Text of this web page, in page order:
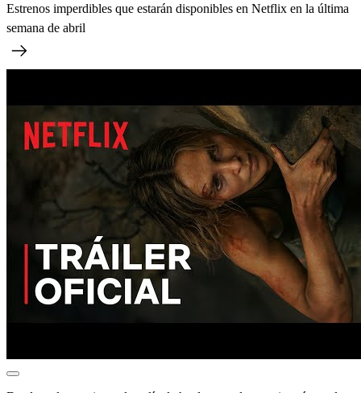
Estrenos imperdibles que estarán disponibles en Netflix en la última
semana de abril